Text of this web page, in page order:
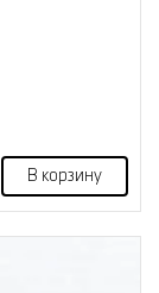
В корзину